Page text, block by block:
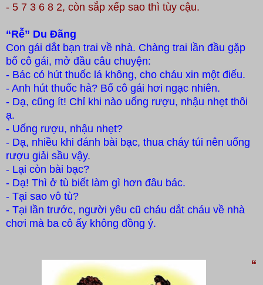
- 5 7 3 6 8 2, còn sắp xếp sao thì tùy cậu.
“Rễ” Du Đãng
Con gái dắt bạn trai về nhà. Chàng trai lần đầu gặp
bố cô gái, mở đầu câu chuyện:
- Bác có hút thuốc lá không, cho cháu xin một điếu.
- Anh hút thuốc hả? Bố cô gái hơi ngạc nhiên.
- Dạ, cũng ít! Chỉ khi nào uống rượu, nhậu nhẹt thôi
ạ.
- Uống rượu, nhậu nhẹt?
- Dạ, nhiều khi đánh bài bạc, thua cháy túi nên uống
rượu giải sầu vậy.
- Lại còn bài bạc?
- Dạ! Thì ở tù biết làm gì hơn đâu bác.
- Tại sao vô tù?
- Tại lần trước, người yêu cũ cháu dắt cháu về nhà
chơi mà ba cô ấy không đồng ý.
“